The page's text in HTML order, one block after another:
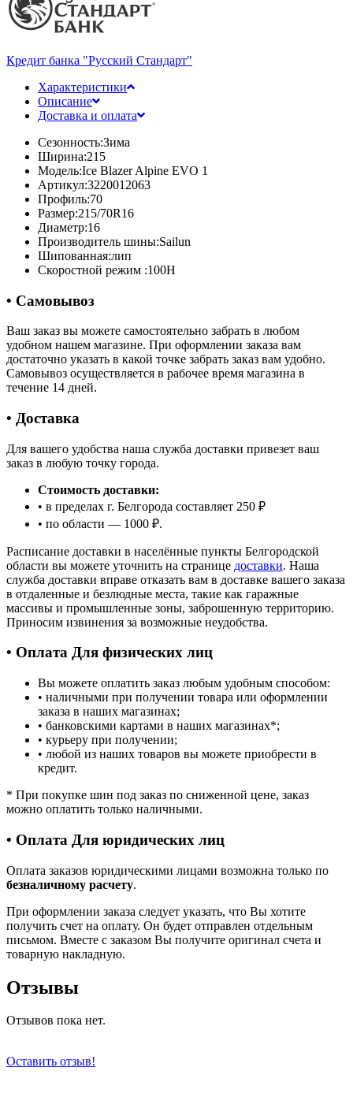
Кредит банка "Русский Стандарт"
Характеристики
Описание
Доставка и оплата
Сезонность:Зима
Ширина:215
Модель:Ice Blazer Alpine EVO 1
Артикул:3220012063
Профиль:70
Размер:215/70R16
Диаметр:16
Производитель шины:Sailun
Шипованная:лип
Скоростной режим :100H
• Самовывоз
Ваш заказ вы можете самостоятельно забрать в любом
удобном нашем магазине. При оформлении заказа вам
достаточно указать в какой точке забрать заказ вам удобно.
Самовывоз осуществляется в рабочее время магазина в
течение 14 дней.
• Доставка
Для вашего удобства наша служба доставки привезет ваш
заказ в любую точку города.
Стоимость доставки:
• в пределах г. Белгорода составляет 250 ₽
• по области — 1000 ₽.
Расписание доставки в населённые пункты Белгородской
области вы можете уточнить на странице доставки. Наша
служба доставки вправе отказать вам в доставке вашего заказа
в отдаленные и безлюдные места, такие как гаражные
массивы и промышленные зоны, заброшенную территорию.
Приносим извинения за возможные неудобства.
• Оплата Для физических лиц
Вы можете оплатить заказ любым удобным способом:
• наличными при получении товара или оформлении
заказа в наших магазинах;
• банковскими картами в наших магазинах*;
• курьеру при получении;
• любой из наших товаров вы можете приобрести в
кредит.
* При покупке шин под заказ по сниженной цене, заказ
можно оплатить только наличными.
• Оплата Для юридических лиц
Оплата заказов юридическими лицами возможна только по
безналичному расчету.
При оформлении заказа следует указать, что Вы хотите
получить счет на оплату. Он будет отправлен отдельным
письмом. Вместе с заказом Вы получите оригинал счета и
товарную накладную.
Отзывы
Отзывов пока нет.
Оставить отзыв!